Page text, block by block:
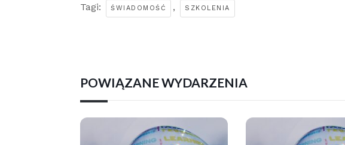
Tagi: ŚWIADOMOŚĆ , SZKOLENIA
POWIĄZANE WYDARZENIA